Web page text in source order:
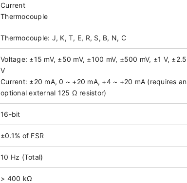
Current
Thermocouple
Thermocouple: J, K, T, E, R, S, B, N, C
Voltage: ±15 mV, ±50 mV, ±100 mV, ±500 mV, ±1 V, ±2.5
V
Current: ±20 mA, 0 ~ +20 mA, +4 ~ +20 mA (requires an
optional external 125 Ω resistor)
16-bit
±0.1% of FSR
10 Hz (Total)
> 400 kΩ